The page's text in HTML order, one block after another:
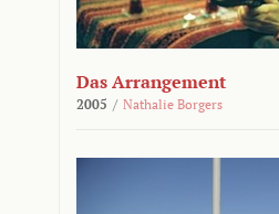
Das Arrangement
2005 / Nathalie Borgers